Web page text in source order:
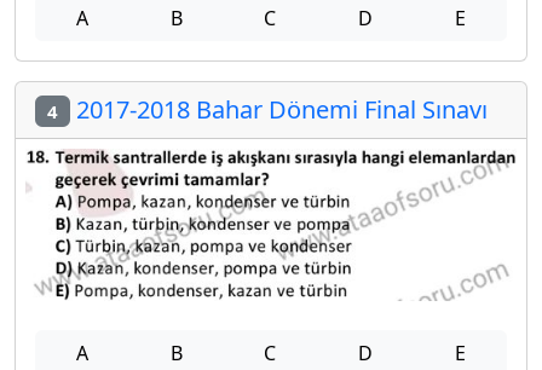
A B C D E
4 2017-2018 Bahar Dönemi Final Sınavı
A B C D E